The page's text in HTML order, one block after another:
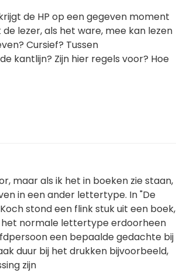
de HP op een gegeven moment
lezer, als het ware, mee kan lezen
Cursief? Tussen
kantlijn? Zijn hier regels voor? Hoe
maar als ik het in boeken zie staan,
in een ander lettertype. In "De
stond een flink stuk uit een boek,
normale lettertype erdoorheen
een bepaalde gedachte bij
duur bij het drukken bijvoorbeeld,
zijn